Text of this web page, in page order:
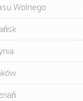
Wolnego